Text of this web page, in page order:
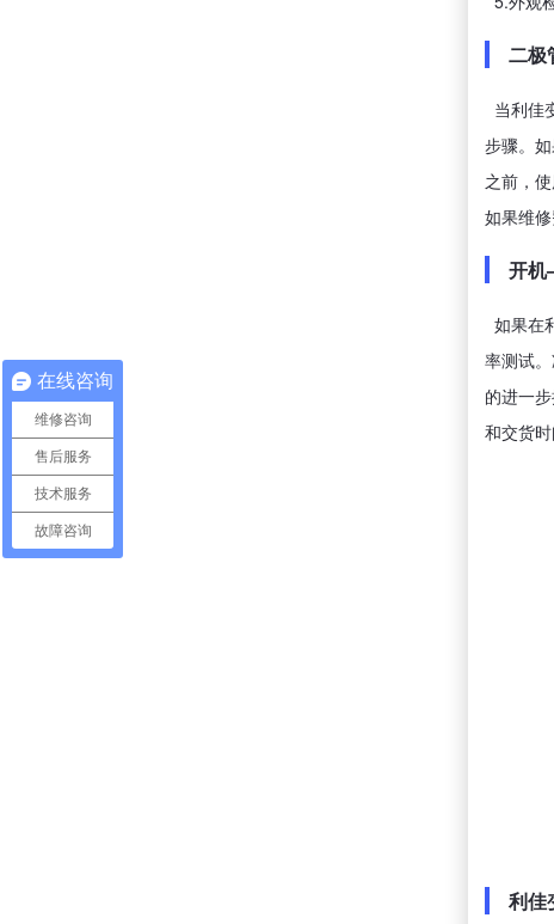
二极
当利佳
步骤。
之前，
如果维
开机
如果在
率测试
的进一
和交货
利佳
在线咨询
维修咨询
售后服务
技术服务
故障咨询